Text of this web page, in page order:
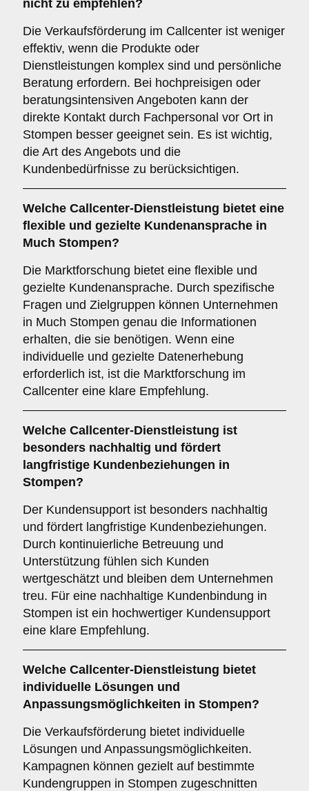
nicht zu empfehlen?
Die Verkaufsförderung im Callcenter ist weniger
effektiv, wenn die Produkte oder
Dienstleistungen komplex sind und persönliche
Beratung erfordern. Bei hochpreisigen oder
beratungsintensiven Angeboten kann der
direkte Kontakt durch Fachpersonal vor Ort in
Stompen besser geeignet sein. Es ist wichtig,
die Art des Angebots und die
Kundenbedürfnisse zu berücksichtigen.
Welche Callcenter-Dienstleistung bietet eine
flexible und gezielte Kundenansprache in
Much Stompen?
Die Marktforschung bietet eine flexible und
gezielte Kundenansprache. Durch spezifische
Fragen und Zielgruppen können Unternehmen
in Much Stompen genau die Informationen
erhalten, die sie benötigen. Wenn eine
individuelle und gezielte Datenerhebung
erforderlich ist, ist die Marktforschung im
Callcenter eine klare Empfehlung.
Welche Callcenter-Dienstleistung ist
besonders nachhaltig und fördert
langfristige Kundenbeziehungen in
Stompen?
Der Kundensupport ist besonders nachhaltig
und fördert langfristige Kundenbeziehungen.
Durch kontinuierliche Betreuung und
Unterstützung fühlen sich Kunden
wertgeschätzt und bleiben dem Unternehmen
treu. Für eine nachhaltige Kundenbindung in
Stompen ist ein hochwertiger Kundensupport
eine klare Empfehlung.
Welche Callcenter-Dienstleistung bietet
individuelle Lösungen und
Anpassungsmöglichkeiten in Stompen?
Die Verkaufsförderung bietet individuelle
Lösungen und Anpassungsmöglichkeiten.
Kampagnen können gezielt auf bestimmte
Kundengruppen in Stompen zugeschnitten